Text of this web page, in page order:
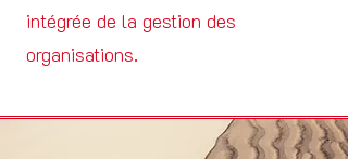
intégrée de la gestion des
organisations.​